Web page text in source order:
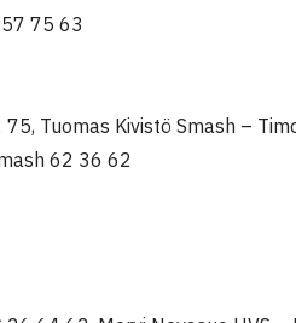
75 63
Tuomas Kivistö Smash –
62 36 62